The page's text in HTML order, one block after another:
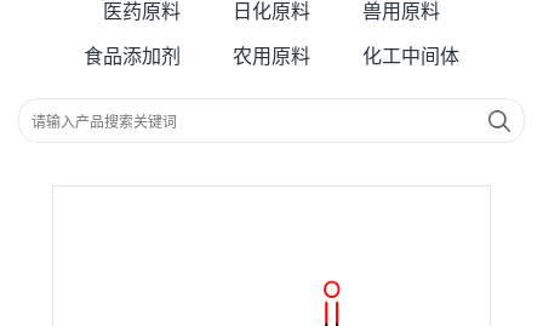
医药原料 日化原料 兽用原料
食品添加剂 农用原料 化工中间体